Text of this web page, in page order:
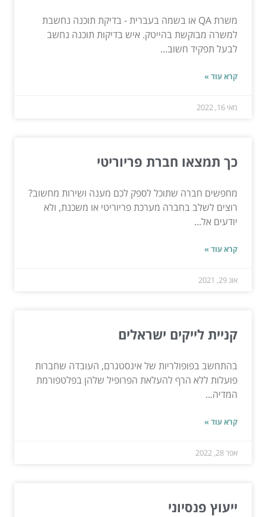
משרת QA או בשמה בעברית - בדיקת תוכנה נחשבת
למשרה מבוקשת בהייטק. איש בדיקות תוכנה נחשב
לבעל תפקיד חשוב...
קרא עוד »
מאי 16, 2022
כך תמצאו חברת פריוריטי
מחפשים חברה שתוכל לספק לכם מענה ושירות מחשוב?
רוצים לשלב בחברה מערכת פריוריטי או משכנת, ולא
יודעים אל...
קרא עוד »
אוג 29, 2021
קניית לייקים ישראלים
בהתחשב בפופולריות של אינסטגרם, העובדה שחברות
פועלות ללא הרף להעלאת הפרופיל שלהן בפלטפורמת
המדיה...
קרא עוד »
אפר 28, 2022
ייעוץ פנסיוני